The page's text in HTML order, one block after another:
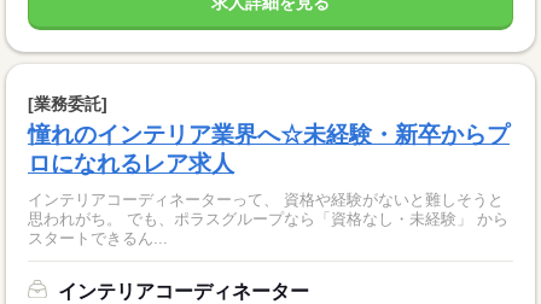
[業務委託]
憧れのインテリア業界へ☆未経験・新卒からプ
ロになれるレア求人
インテリアコーディネーターって、 資格や経験がないと難しそうと
思われがち。 でも、ポラスグループなら「資格なし・未経験」 から
スタートできるん...
インテリアコーディネーター